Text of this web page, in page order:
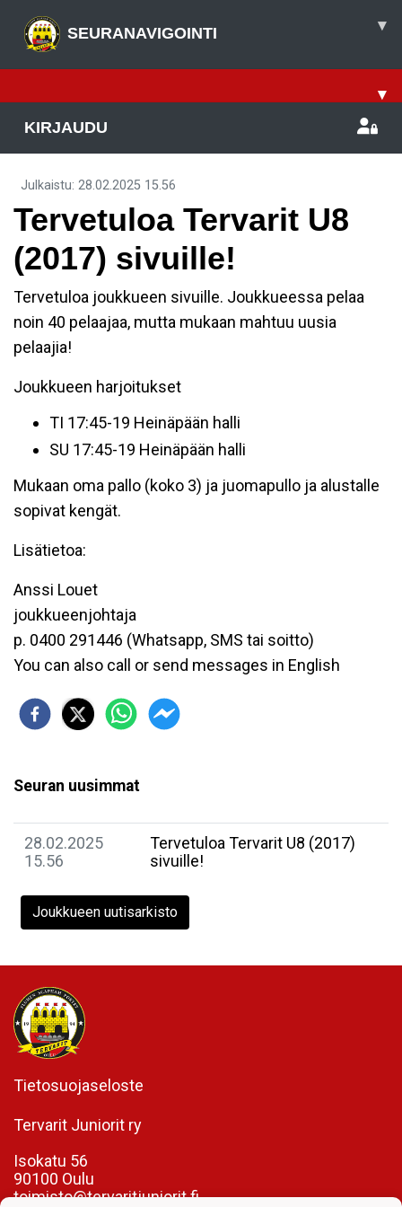
SEURANAVIGOINTI ▾
▾
KIRJAUDU
Julkaistu: 28.02.2025 15.56
​Tervetuloa Tervarit U8
(2017) sivuille!
Tervetuloa joukkueen sivuille. Joukkueessa pelaa
noin 40 pelaajaa, mutta mukaan mahtuu uusia
pelaajia!
Joukkueen harjoitukset
TI 17:45-19 Heinäpään halli
SU 17:45-19 Heinäpään halli
Mukaan oma pallo (koko 3) ja juomapullo ja alustalle
sopivat kengät.
Lisätietoa:
Anssi Louet
joukkueenjohtaja
p. 0400 291446 (Whatsapp, SMS tai soitto)
You can also call or send messages in English
Seuran uusimmat
28.02.2025
15.56
​Tervetuloa Tervarit U8 (2017)
sivuille!
Joukkueen uutisarkisto
Tietosuojaseloste
Tervarit Juniorit ry
Isokatu 56
90100 Oulu
toimisto@tervaritjuniorit.fi